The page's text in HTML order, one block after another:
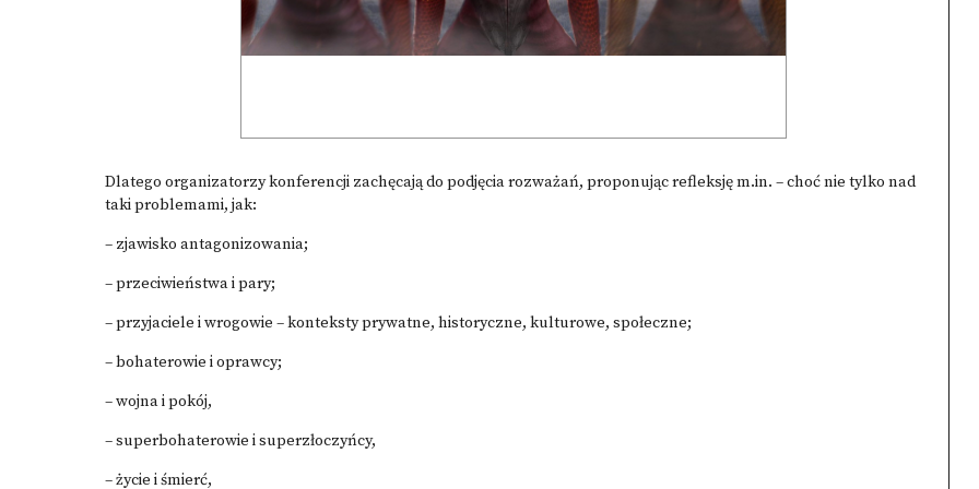
Dlatego organizatorzy konferencji zachęcają do podjęcia rozważań, proponując refleksję m.in. – choć nie tylko nad
taki problemami, jak:
– zjawisko antagonizowania;
– przeciwieństwa i pary;
– przyjaciele i wrogowie – konteksty prywatne, historyczne, kulturowe, społeczne;
– bohaterowie i oprawcy;
– wojna i pokój,
– superbohaterowie i superzłoczyńcy,
– życie i śmierć,